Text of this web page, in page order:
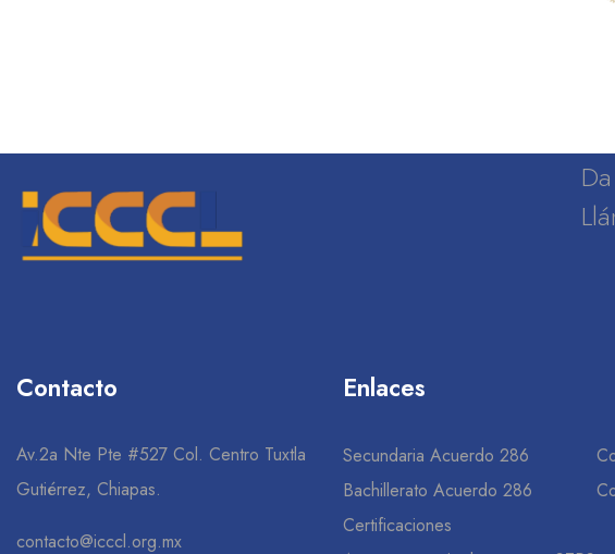
Contacto
Av.2a Nte Pte #527 Col. Centro Tuxtla
Gutiérrez, Chiapas.
contacto@icccl.org.mx
Enlaces
Secundaria Acuerdo 286
Bachillerato Acuerdo 286
Certificaciones